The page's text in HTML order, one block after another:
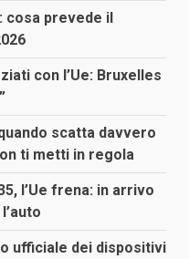
cosa prevede il
con l’Ue: Bruxelles
scatta davvero
ti metti in regola
l’Ue frena: in arrivo
ufficiale dei dispositivi